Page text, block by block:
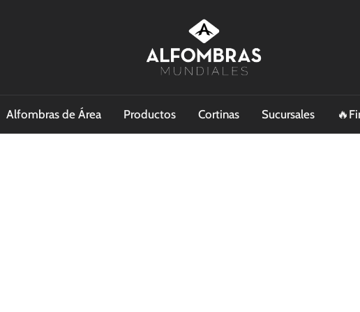
Alfombras de Área Productos Cortinas Sucursales